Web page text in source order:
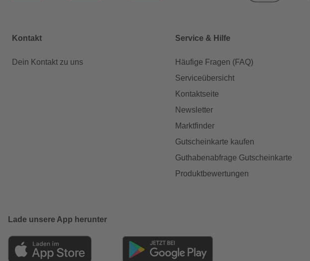
Kontakt
Dein Kontakt zu uns
Service & Hilfe
Häufige Fragen (FAQ)
Serviceübersicht
Kontaktseite
Newsletter
Marktfinder
Gutscheinkarte kaufen
Guthabenabfrage Gutscheinkarte
Produktbewertungen
Lade unsere App herunter